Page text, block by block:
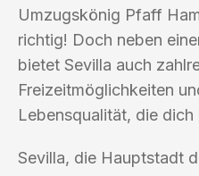
Umzugskönig Pfaff
richtig! Doch neben
bietet Sevilla auch
Freizeitmöglichkeiten
Lebensqualität, die
Sevilla, die Hauptstadt